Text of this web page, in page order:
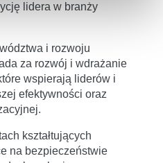
lidera w branży
i rozwoju
za rozwój i wdrażanie
wspierają liderów i
efektywności oraz
kształtujących
na bezpieczeństwie